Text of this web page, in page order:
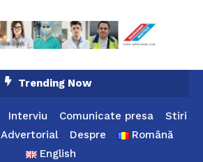
Trending Now
Interviu Comunicate presa
Stiri
Advertorial Despre
Română
English